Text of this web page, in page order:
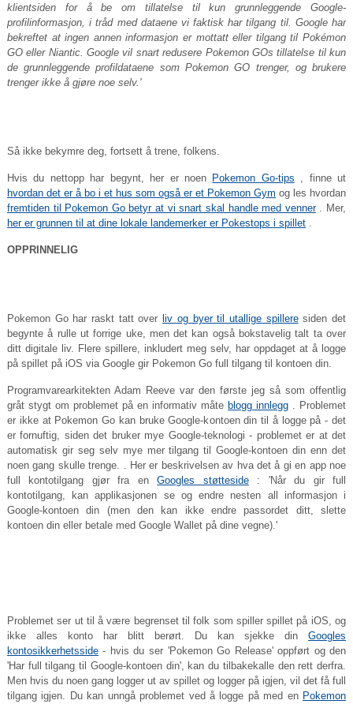
klientsiden for å be om tillatelse til kun grunnleggende Google-
profilinformasjon, i tråd med dataene vi faktisk har tilgang til. Google har
bekreftet at ingen annen informasjon er mottatt eller tilgang til Pokémon
GO eller Niantic. Google vil snart redusere Pokemon GOs tillatelse til kun
de grunnleggende profildataene som Pokemon GO trenger, og brukere
trenger ikke å gjøre noe selv.'
Så ikke bekymre deg, fortsett å trene, folkens.
Hvis du nettopp har begynt, her er noen Pokemon Go-tips , finne ut
hvordan det er å bo i et hus som også er et Pokemon Gym og les hvordan
fremtiden til Pokemon Go betyr at vi snart skal handle med venner. Mer,
her er grunnen til at dine lokale landemerker er Pokestops i spillet.
OPPRINNELIG
Pokemon Go har raskt tatt over liv og byer til utallige spilleresiden det
begynte å rulle ut forrige uke, men det kan også bokstavelig talt ta over
ditt digitale liv. Flere spillere, inkludert meg selv, har oppdaget at å logge
på spillet på iOS via Google gir Pokemon Go full tilgang til kontoen din.
Programvarearkitekten Adam Reeve var den første jeg så som offentlig
gråt stygt om problemet på en informativ måte blogg innlegg . Problemet
er ikke at Pokemon Go kan bruke Google-kontoen din til å logge på - det
er fornuftig, siden det bruker mye Google-teknologi - problemet er at det
automatisk gir seg selv mye mer tilgang til Google-kontoen din enn det
noen gang skulle trenge. . Her er beskrivelsen av hva det å gi en app noe
full kontotilgang gjør fra enGoogles støtteside: 'Når du gir full
kontotilgang, kan applikasjonen se og endre nesten all informasjon i
Google-kontoen din (men den kan ikke endre passordet ditt, slette
kontoen din eller betale med Google Wallet på dine vegne).'
Problemet ser ut til å være begrenset til folk som spiller spillet på iOS, og
ikke alles konto har blitt berørt. Du kan sjekke dinGoogles
kontosikkerhetsside- hvis du ser 'Pokemon Go Release' oppført og den
'Har full tilgang til Google-kontoen din', kan du tilbakekalle den rett derfra.
Men hvis du noen gang logger ut av spillet og logger på igjen, vil det få full
tilgang igjen. Du kan unngå problemet ved å logge på med en Pokemon